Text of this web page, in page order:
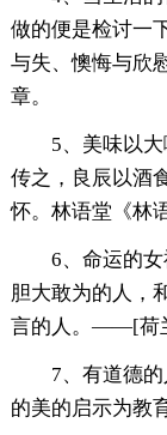
做的便是检讨一
与失、懊悔与欣
章。
5、美味以
传之，良辰以酒
怀。林语堂《林
6、命运的
胆大敢为的人，
言的人。——[荷
7、有道德
的美的启示为教